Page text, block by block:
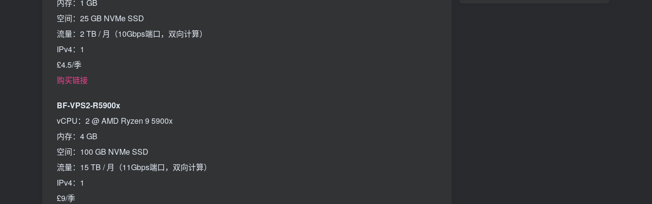
内存：1 GB
空间：25 GB NVMe SSD
流量：2 TB / 月（10Gbps端口，双向计算）
IPv4：1
£4.5/季
购买链接
BF-VPS2-R5900x
vCPU：2 @ AMD Ryzen 9 5900x
内存：4 GB
空间：100 GB NVMe SSD
流量：15 TB / 月（11Gbps端口，双向计算）
IPv4：1
£9/季